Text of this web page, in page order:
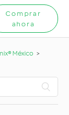
Comprar
ahora
México